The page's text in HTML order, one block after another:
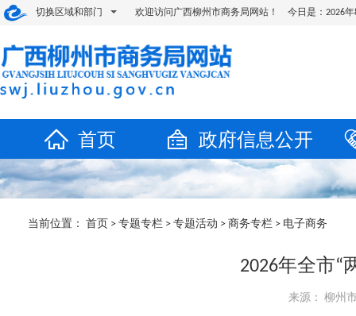
切换区域和部门 欢迎访问广西柳州市商务局网站！ 今日是： 2026
首页 政府信息公开
当前位置： 首页 > 专题专栏 > 专题活动 > 商务专栏 > 电子商务
2026年全市“
来源： 柳州